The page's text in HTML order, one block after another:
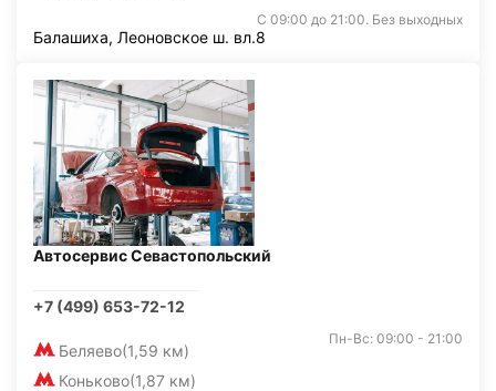
С 09:00 до 21:00. Без выходных
Балашиха, Леоновское ш. вл.8
Автосервис Севастопольский
+7 (499) 653-72-12
Беляево(1,59 км)
Коньково(1,87 км)
Пн-Вс: 09:00 - 21:00